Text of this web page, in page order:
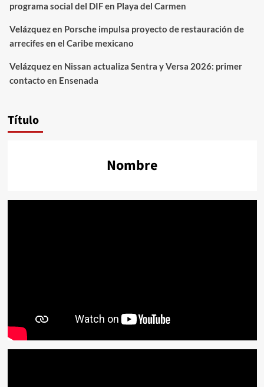
programa social del DIF en Playa del Carmen
Velázquezen Porsche impulsa proyecto de restauración de
arrecifes en el Caribe mexicano
Velázquezen Nissan actualiza Sentra y Versa 2026: primer
contacto en Ensenada
Título
Nombre